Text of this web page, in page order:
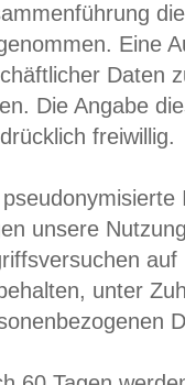
Eine
Daten
Die Angabe
freiwillig.
unsere
unter